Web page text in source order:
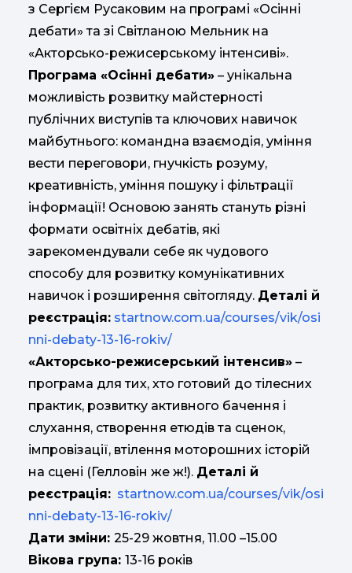
з Сергієм Русаковим на програмі «Осінні
дебати» та зі Світланою Мельник на
«Акторсько-режисерському інтенсиві».
Програма «Осінні дебати» – унікальна
можливість розвитку майстерності
публічних виступів та ключових навичок
майбутнього: командна взаємодія, уміння
вести переговори, гнучкість розуму,
креативність, уміння пошуку і фільтрації
інформації! Основою занять стануть різні
формати освітніх дебатів, які
зарекомендували себе як чудового
способу для розвитку комунікативних
навичок і розширення світогляду. Деталі й
реєстрація: startnow.com.ua/courses/vik/osi
nni-debaty-13-16-rokiv/
«Акторсько-режисерський інтенсив» –
програма для тих, хто готовий до тілесних
практик, розвитку активного бачення і
слухання, створення етюдів та сценок,
імпровізації, втілення моторошних історій
на сцені (Гелловін же ж!). Деталі й
реєстрація: startnow.com.ua/courses/vik/osi
nni-debaty-13-16-rokiv/
Дати зміни: 25-29 жовтня, 11.00 –15.00
Вікова група: 13-16 років